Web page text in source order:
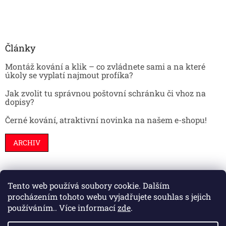
Tento web používá soubory cookie. Dalším
procházením tohoto webu vyjadřujete souhlas s jejich
používáním.. Více informacízde.
Články
Montáž kování a klik – co zvládnete sami a na které
úkoly se vyplatí najmout profíka?
Jak zvolit tu správnou poštovní schránku či vhoz na
dopisy?
Černé kování, atraktivní novinka na našem e-shopu!
ARCHIV
Stavební pouzdra Interiéry Dveře